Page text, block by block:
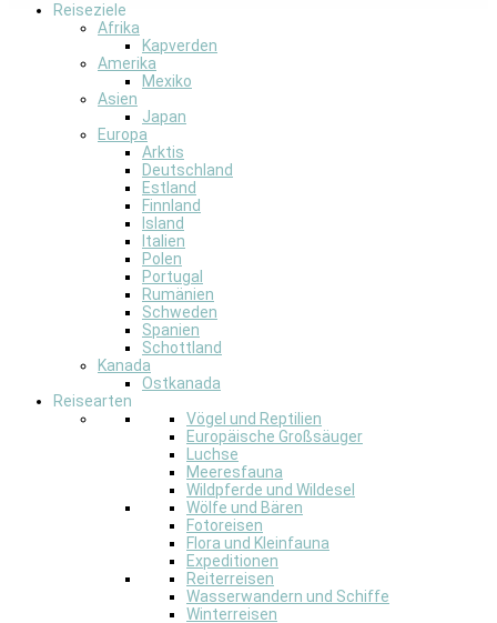
Reiseziele
Afrika
Kapverden
Amerika
Mexiko
Asien
Japan
Europa
Arktis
Deutschland
Estland
Finnland
Island
Italien
Polen
Portugal
Rumänien
Schweden
Spanien
Schottland
Kanada
Ostkanada
Reisearten
Vögel und Reptilien
Europäische Großsäuger
Luchse
Meeresfauna
Wildpferde und Wildesel
Wölfe und Bären
Fotoreisen
Flora und Kleinfauna
Expeditionen
Reiterreisen
Wasserwandern und Schiffe
Winterreisen